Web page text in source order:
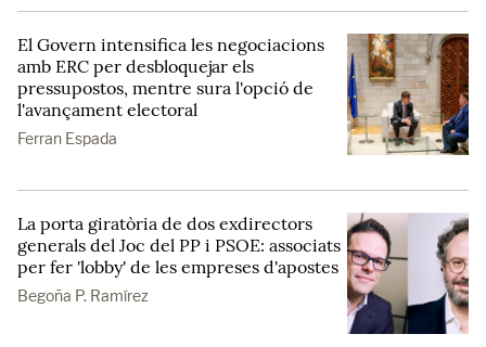
El Govern intensifica les negociacions
amb ERC per desbloquejar els
pressupostos, mentre sura l'opció de
l'avançament electoral
Ferran Espada
La porta giratòria de dos exdirectors
generals del Joc del PP i PSOE: associats
per fer 'lobby' de les empreses d'apostes
Begoña P. Ramírez